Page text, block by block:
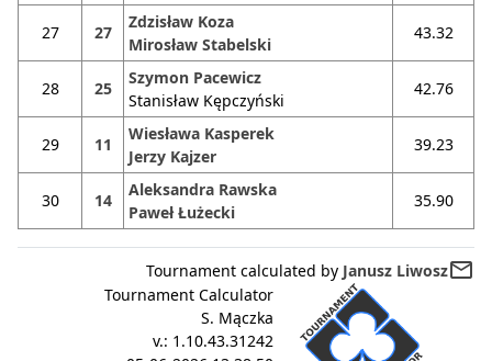
27 27
Zdzisław Koza
Mirosław Stabelski
43.32
28 25
Szymon Pacewicz
Stanisław Kępczyński
42.76
29 11
Wiesława Kasperek
Jerzy Kajzer
39.23
30 14
Aleksandra Rawska
Paweł Łużecki
35.90
Tournament calculated by Janusz Liwoszmail_outline
Tournament Calculator
S. Mączka
v.: 1.10.43.31242